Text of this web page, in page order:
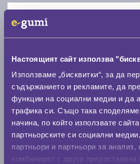
Настоящият сайт използва
Използваме „бисквитки“, за да
съдържанието и рекламите, да
функции на социални медии и да
трафика си. Също така
начина, по който използвате
партньорските си социални
партньори и партньори за
комбинират с друга предоставена
Нов размер